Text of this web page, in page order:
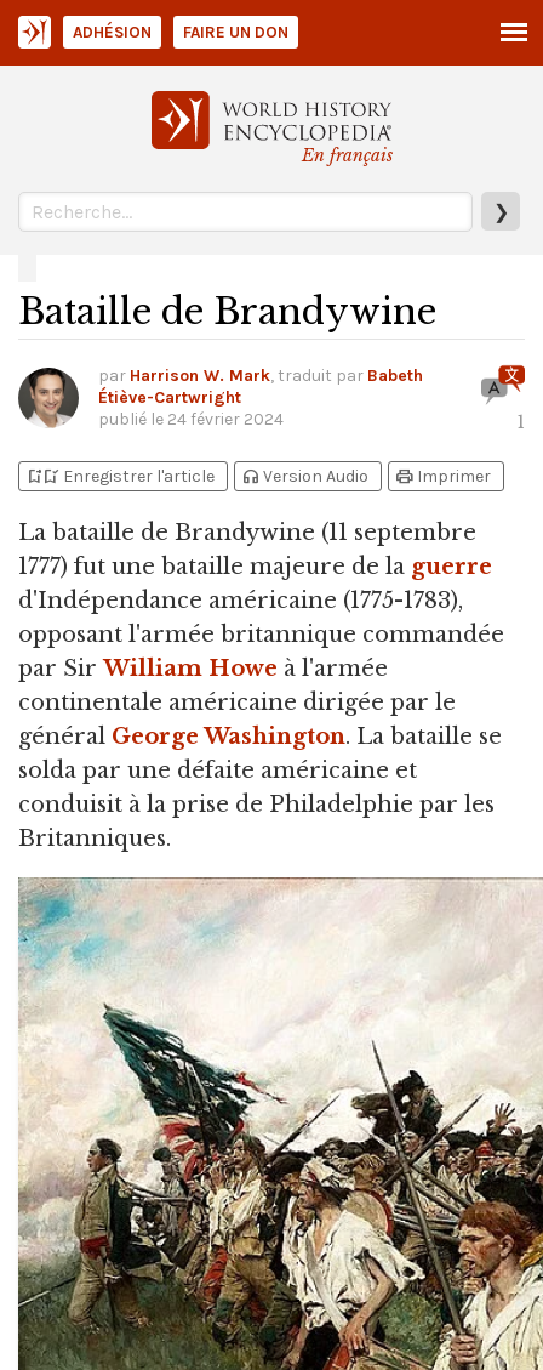
En français
❯
ADHÉSION FAIRE UN DON
Bataille de Brandywine
par Harrison W. Mark, traduit par Babeth
Étiève-Cartwright
publié le 24 février 2024 1
bookmark_addbookmark_added Enregistrer l'article headphones Version Audio print Imprimer
La bataille de Brandywine (11 septembre
1777) fut une bataille majeure de la guerre
d'Indépendance américaine (1775-1783),
opposant l'armée britannique commandée
par SirWilliam Howe à l'armée
continentale américaine dirigée par le
général George Washington. La bataille se
solda par une défaite américaine et
conduisit à la prise de Philadelphie par les
Britanniques.